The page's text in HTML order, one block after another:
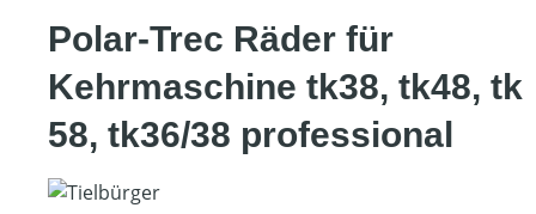
Polar-Trec Räder für
Kehrmaschine tk38, tk48, tk
58, tk36/38 professional